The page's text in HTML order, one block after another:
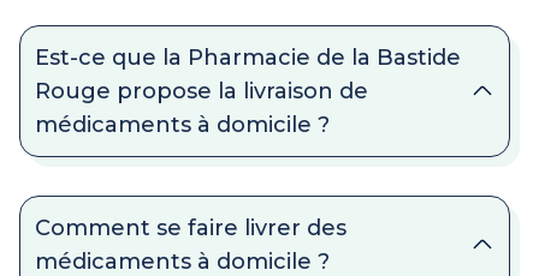
Est-ce que la Pharmacie de la Bastide
Rouge propose la livraison de
médicaments à domicile ?
Comment se faire livrer des
médicaments à domicile ?